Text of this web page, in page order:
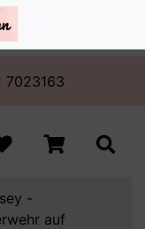
7023163
-
auf